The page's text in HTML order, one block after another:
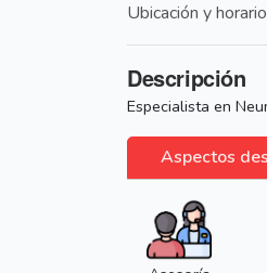
Ubicación y
Descripción
Especialista en
Aspectos